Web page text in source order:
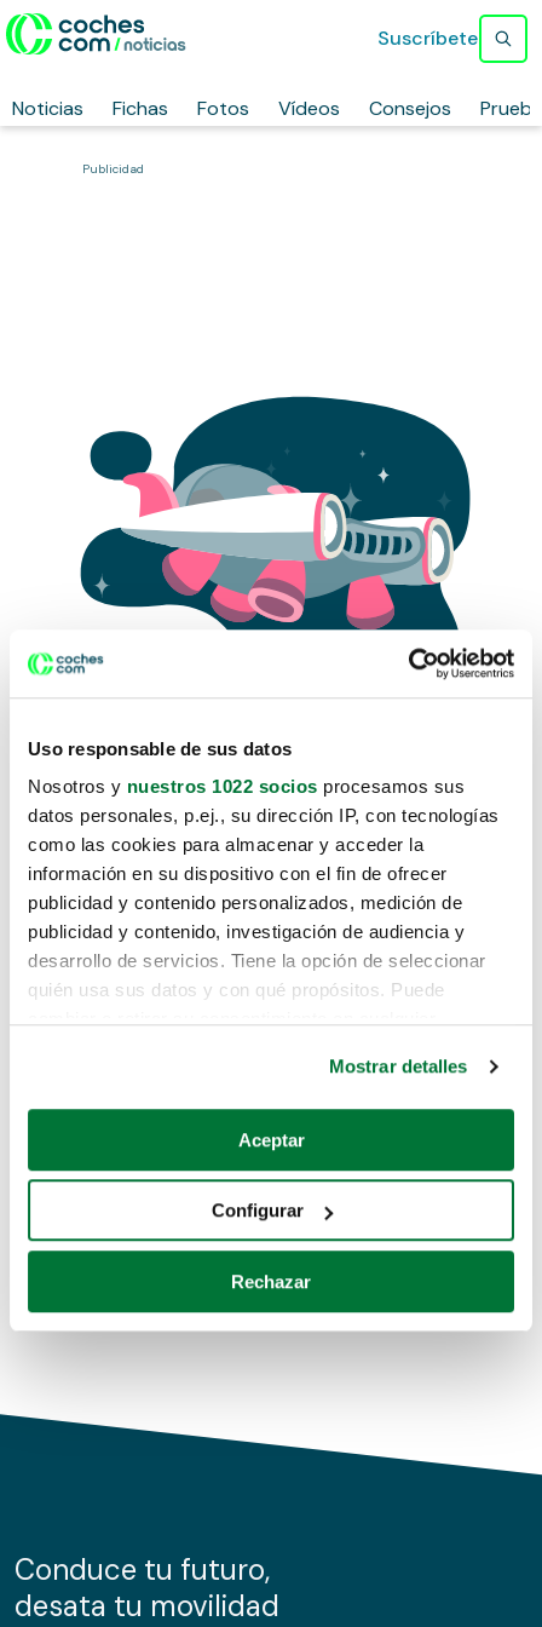
Uso responsable de sus datos
Nosotros y nuestros 1022 socios procesamos sus
datos personales, p.ej., su dirección IP, con tecnologías
como las cookies para almacenar y acceder la
información en su dispositivo con el fin de ofrecer
publicidad y contenido personalizados, medición de
publicidad y contenido, investigación de audiencia y
desarrollo de servicios. Tiene la opción de seleccionar
quién usa sus datos y con qué propósitos. Puede
Si lo permite, también quisiéramos:
Recopilar información sobre su ubicación geográfica
Identificar su dispositivo analizándolo activamente
para buscar características específicas (huellas
Obtenga más información sobre cómo se procesan sus
de cookies.
información sobre el uso que haga del sitio web con
nuestros partners de redes sociales, publicidad y análisis
Mostrar detalles
Aceptar
Configurar
Rechazar
Noticias Fichas Fotos Vídeos Consejos
Suscríbete
Publicidad
Lo sentimos, no sabemos como
te hemos traido hasta aquí.
Pero puedes encontrar el coche que estás
buscando en alguno de estos enlaces:
Coches de segunda mano
Coches de km0
Conduce tu futuro,
desata tu movilidad